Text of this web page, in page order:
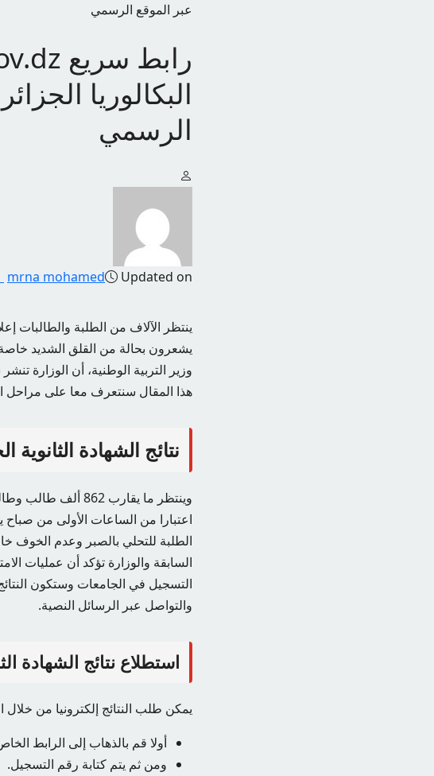
عبر الموقع الرسمي
الرسمي
mrna mohamed Updated on
ينتظر الآلاف من الطلبة والطالبات
هذا المقال سنتعرف معا على مراحل
نتائج الشهادة الثانوية
الطلبة للتحلي بالصبر وعدم الخوف
السابقة والوزارة تؤكد أن عمليات
التسجيل في الجامعات وستكون
والتواصل عبر الرسائل النصية.
استطلاع نتائج الشهادة
يمكن طلب النتائج إلكترونيا من خلال
أولا قم بالذهاب إلى الرابط
ومن ثم يتم كتابة رقم التسجيل.